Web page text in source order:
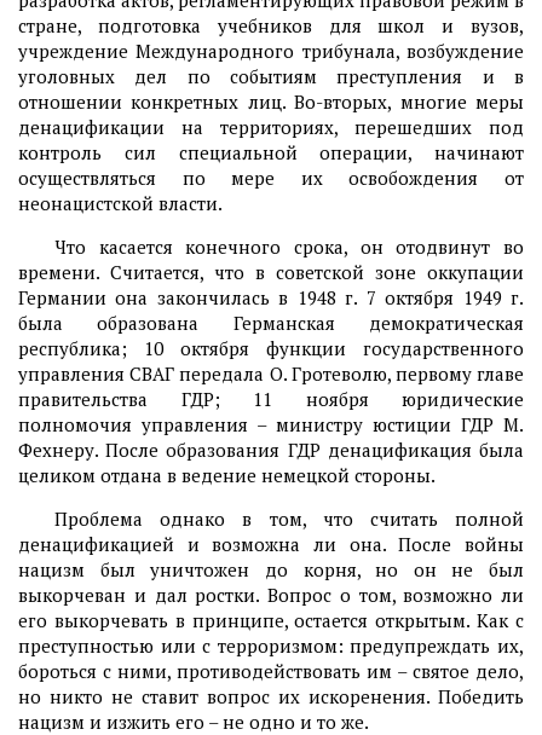
стране, подготовка учебников для школ и вузов,
учреждение Международного трибунала, возбуждение
уголовных дел по событиям преступления и в
отношении конкретных лиц. Во-вторых, многие меры
денацификации на территориях, перешедших под
контроль сил специальной операции, начинают
осуществляться по мере их освобождения от
неонацистской власти.
Что касается конечного срока, он отодвинут во
времени. Считается, что в советской зоне оккупации
Германии она закончилась в 1948 г. 7 октября 1949 г.
была образована Германская демократическая
республика; 10 октября функции государственного
управления СВАГ передала О. Гротеволю, первому главе
правительства ГДР; 11 ноября юридические
полномочия управления – министру юстиции ГДР М.
Фехнеру. После образования ГДР денацификация была
целиком отдана в ведение немецкой стороны.
Проблема однако в том, что считать полной
денацификацией и возможна ли она. После войны
нацизм был уничтожен до корня, но он не был
выкорчеван и дал ростки. Вопрос о том, возможно ли
его выкорчевать в принципе, остается открытым. Как с
преступностью или с терроризмом: предупреждать их,
бороться с ними, противодействовать им – святое дело,
но никто не ставит вопрос их искоренения. Победить
нацизм и изжить его – не одно и то же.